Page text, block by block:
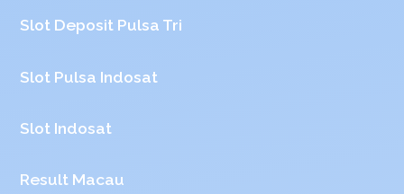
Slot Deposit Pulsa Tri
Slot Pulsa Indosat
Slot Indosat
Result Macau